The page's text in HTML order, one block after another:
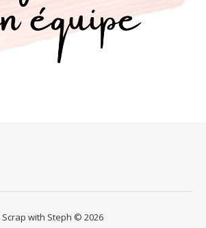
Scrap with Steph © 2026